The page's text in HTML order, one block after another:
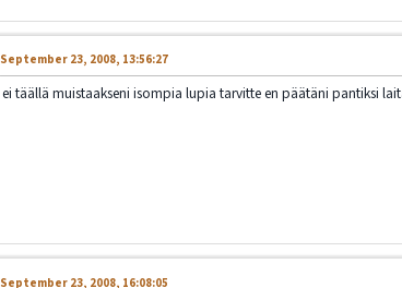
September 23, 2008, 13:56:27
ei täällä muistaakseni isompia lupia tarvitte en päätäni pantiksi
September 23, 2008, 16:08:05